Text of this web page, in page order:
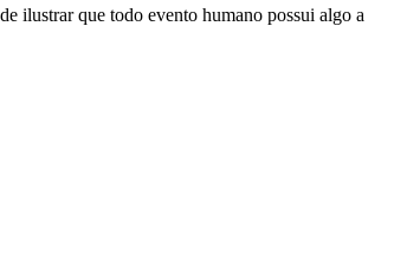
ilustrar que todo evento humano possui algo a